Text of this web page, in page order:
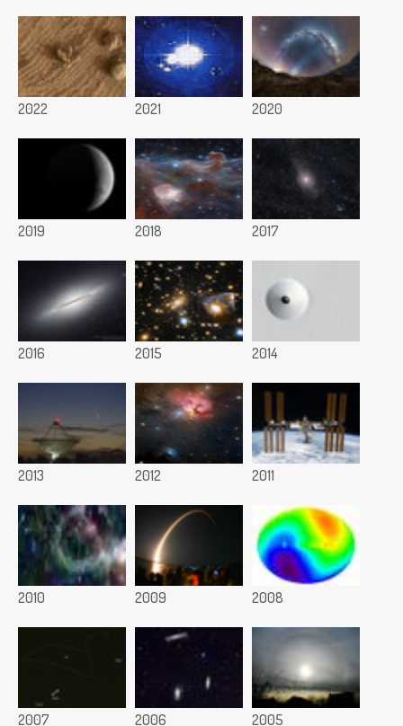
2022 2021 2020
2019 2018 2017
2016 2015 2014
2013 2012 2011
2010 2009 2008
2007 2006 2005